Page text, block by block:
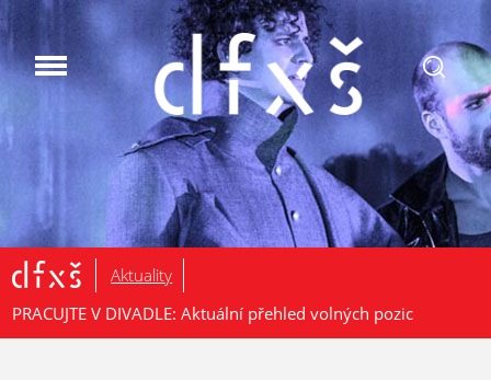
.
Aktuality
PRACUJTE V DIVADLE: Aktuální přehled volných pozic